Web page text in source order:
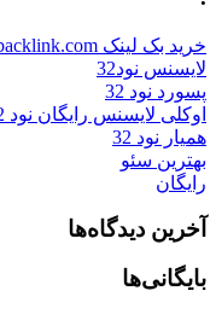
خرید بک لینک behtarinbacklink.com
لایسنس نود32
پسورد نود 32
اوکلی لایسنس رایگان نود 32
همیار نود 32
بهترین سئو
رایگان
آخرین دیدگاه‌ها
بایگانی‌ها